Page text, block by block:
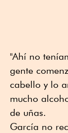
"Ahí no
gente
cabello y lo
mucho
de uñas.
García no